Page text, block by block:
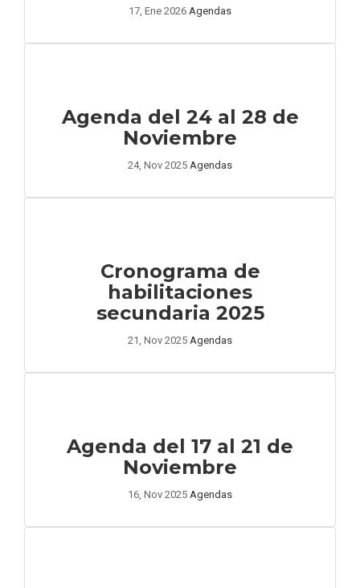
17, Ene 2026 Agendas
Agenda del 24 al 28 de
Noviembre
24, Nov 2025 Agendas
Cronograma de
habilitaciones
secundaria 2025
21, Nov 2025 Agendas
Agenda del 17 al 21 de
Noviembre
16, Nov 2025 Agendas